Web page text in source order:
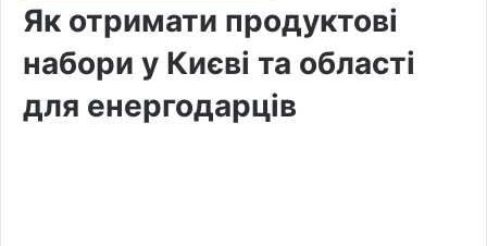
Як отримати продуктові
набори у Києві та області
для енергодарців